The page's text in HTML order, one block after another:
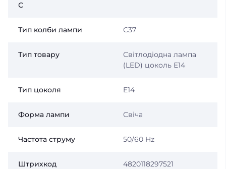
С
Тип колби лампи С37
Тип товару
Світлодіодна лампа
(LED) цоколь E14
Тип цоколя E14
Форма лампи Свіча
Частота струму 50/60 Hz
Штрихкод 4820118297521